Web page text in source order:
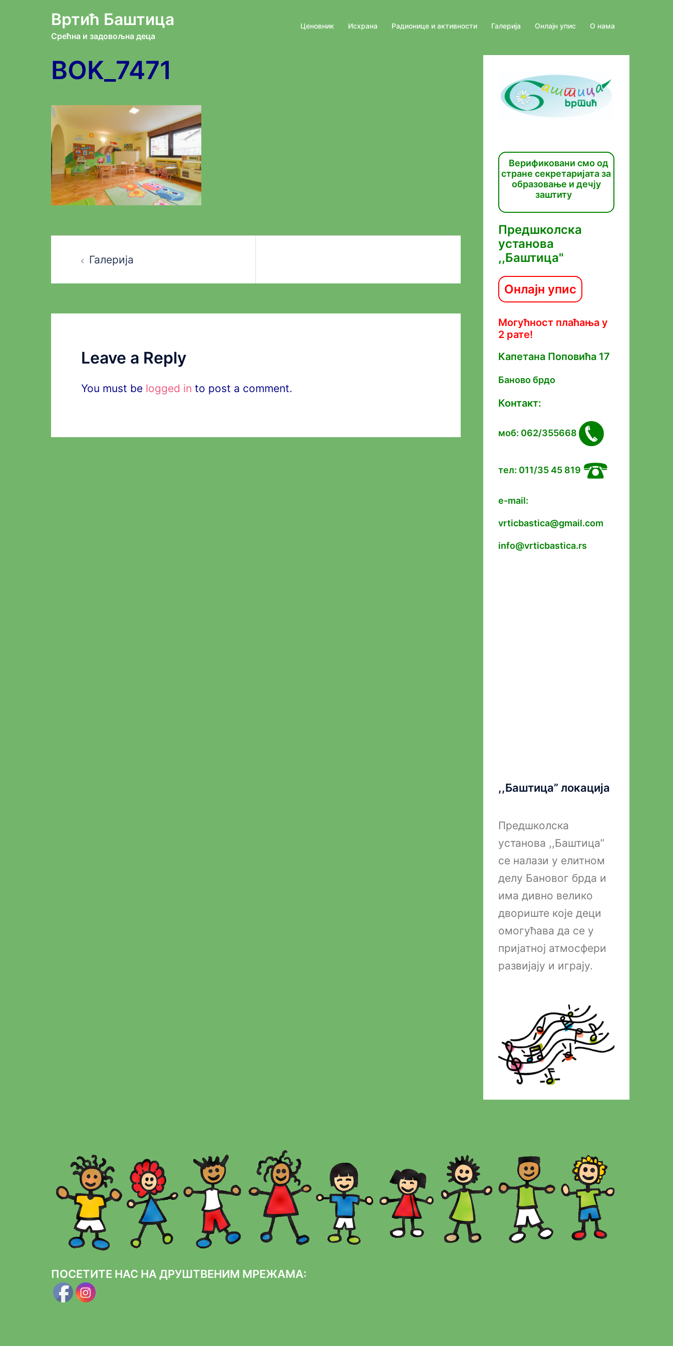
Вртић Баштица
Срећна и задовољна деца
Ценовник Исхрана Радионице и активности Галерија Онлајн упис О нама
BOK_7471
navigation
Галерија
Leave a Reply
You must be logged in to post a comment.
Верификовани смо од
стране секретаријата за
образовање и дечју
заштиту
Предшколска
установа
,,Баштица"
Онлајн упис
Могућност плаћања у
2 рате!
Капетана Попoвића 17
Баново брдо
Контакт:
моб: 062/355668
тел: 011/35 45 819
e-mail:
vrticbastica@gmail.com
info@vrticbastica.rs
,,Баштица” локација
Предшколска
установа ,,Баштица”
се налази у елитном
делу Бановог брда и
има дивно велико
двориште које деци
омогућава да се у
пријатној атмосфери
развијају и играју.
ПОСЕТИТЕ НАС НА ДРУШТВЕНИМ МРЕЖАМА: